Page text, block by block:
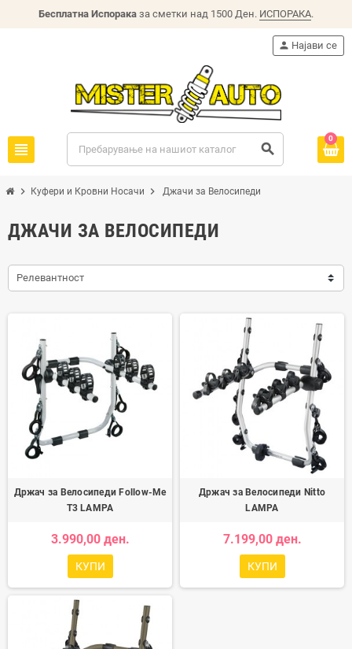
Бесплатна Испорака за сметки над 1500 Ден. ИСПОРАКА.
view_headline search
person Најави се
0
chevron_right Куфери и Кровни Носачи chevron_right Джачи за Велосипеди
ДЖАЧИ ЗА ВЕЛОСИПЕДИ
Релевантност
Држач за Велосипеди Follow-Me
T3 LAMPA
3.990,00 ден.
КУПИ
Држач за Велосипеди Nitto
LAMPA
7.199,00 ден.
КУПИ